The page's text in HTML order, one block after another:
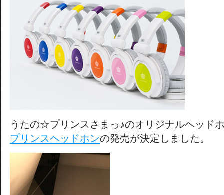
うたの☆プリンスさまっ♪のオリジナルヘッド
プリンスヘッドホンの発売が決定しました。